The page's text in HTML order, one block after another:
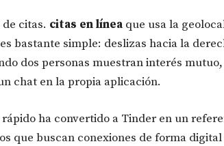
citas. citas en línea que usa la
bastante simple: deslizas hacia la
dos personas muestran interés
chat en la propia aplicación.
ha convertido a Tinder en un
que buscan conexiones de forma